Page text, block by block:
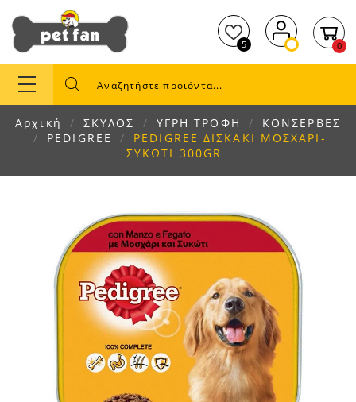
5 0
Αρχική ΣΚΥΛΟΣ ΥΓΡΗ ΤΡΟΦΗ
ΚΟΝΣΕΡΒΕΣ
PEDIGREE
PEDIGREE ΔΙΣΚΑΚΙ ΜΟΣΧΑΡΙ-
ΣΥΚΩΤΙ 300GR